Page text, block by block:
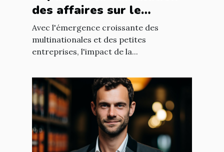
des affaires sur le
développement
économique mondial
Avec l'émergence croissante des
multinationales et des petites
entreprises, l'impact de la...